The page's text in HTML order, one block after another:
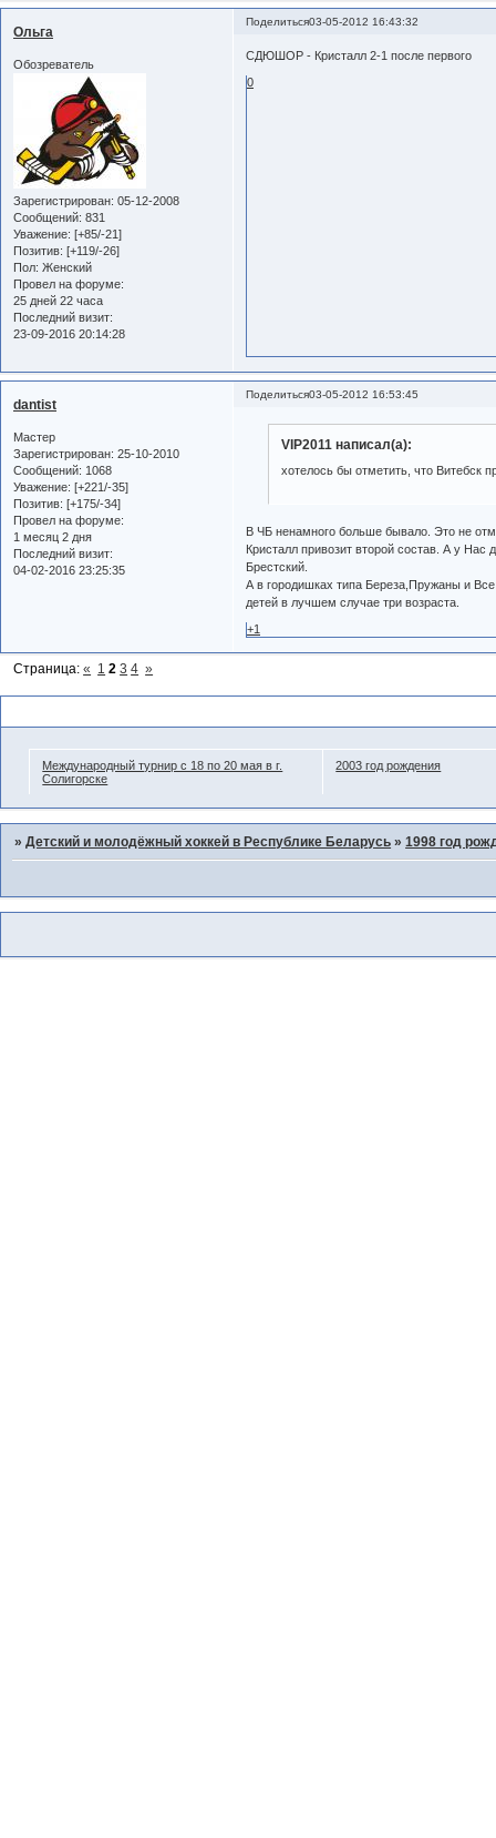
Поделиться03-05-2012 16:43:32
Ольга
Обозреватель
Зарегистрирован: 05-12-2008
Сообщений: 831
Уважение: [+85/-21]
Позитив: [+119/-26]
Пол: Женский
Провел на форуме:
25 дней 22 часа
Последний визит:
23-09-2016 20:14:28
СДЮШОР - Кристалл 2-1 после первого
0
Поделиться03-05-2012 16:53:45
dantist
Мастер
Зарегистрирован: 25-10-2010
Сообщений: 1068
Уважение: [+221/-35]
Позитив: [+175/-34]
Провел на форуме:
1 месяц 2 дня
Последний визит:
04-02-2016 23:25:35
VIP2011 написал(а):
хотелось бы отметить, что Витебск
В ЧБ ненамного больше бывало. Это не
Кристалл привозит второй состав. А у Нас
Брестский.
А в городишках типа Береза,Пружаны и
детей в лучшем случае три возраста.
+1
Страница:« 1 2 3 4 »
Международный турнир с 18 по 20 мая в г.
Солигорске
2003 год рождения
»Детский и молодёжный хоккей в Республике Беларусь »1998 год